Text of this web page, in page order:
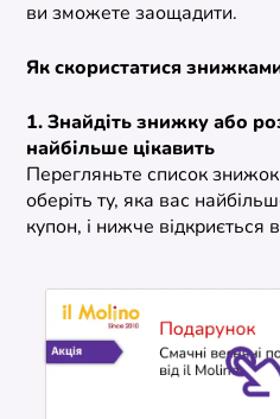
ви зможете заощадити.
Як скористатися
1. Знайдіть знижку або
найбільше цікавить
Перегляньте список
оберіть ту, яка вас
купон, і нижче відкриється